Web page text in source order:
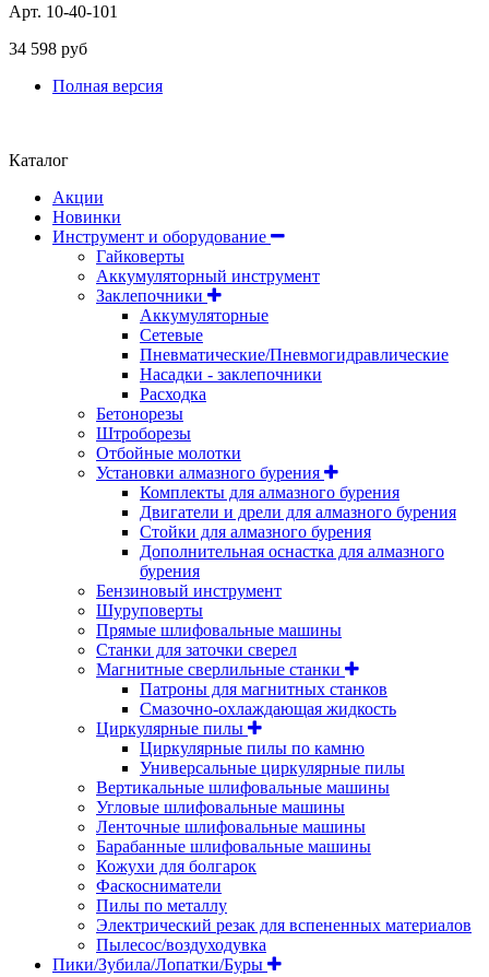
Арт. 10-40-101
34 598 руб
Полная версия
Каталог
Акции
Новинки
Инструмент и оборудование
Гайковерты
Аккумуляторный инструмент
Заклепочники
Аккумуляторные
Сетевые
Пневматические/Пневмогидравлические
Насадки - заклепочники
Расходка
Бетонорезы
Штроборезы
Отбойные молотки
Установки алмазного бурения
Комплекты для алмазного бурения
Двигатели и дрели для алмазного бурения
Стойки для алмазного бурения
Дополнительная оснастка для алмазного
бурения
Бензиновый инструмент
Шуруповерты
Прямые шлифовальные машины
Станки для заточки сверел
Магнитные сверлильные станки
Патроны для магнитных станков
Смазочно-охлаждающая жидкость
Циркулярные пилы
Циркулярные пилы по камню
Универсальные циркулярные пилы
Вертикальные шлифовальные машины
Угловые шлифовальные машины
Ленточные шлифовальные машины
Барабанные шлифовальные машины
Кожухи для болгарок
Фаскосниматели
Пилы по металлу
Электрический резак для вспененных материалов
Пылесос/воздуходувка
Пики/Зубила/Лопатки/Буры